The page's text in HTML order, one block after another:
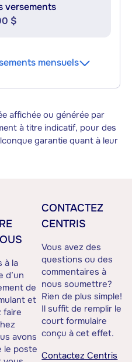
versements
$
mensuels
affichée ou générée par
à titre indicatif, pour des
garantie quant à leur
à la
d’un
de
et
faire
avons
le poste
CONTACTEZ
CENTRIS
Vous avez des
questions ou des
commentaires à
nous soumettre?
Rien de plus simple!
Il suffit de remplir le
court formulaire
conçu à cet effet.
Contactez Centris